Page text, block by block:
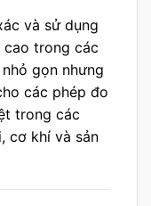
và sử dụng
cao trong các
gọn nhưng
các phép đo
trong các
cơ khí và sản